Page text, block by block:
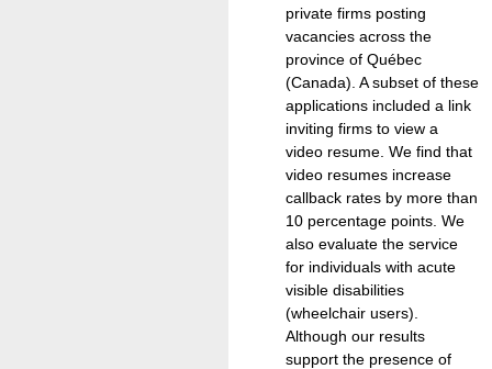
private firms posting
vacancies across the
province of Québec
(Canada). A subset of these
applications included a link
inviting firms to view a
video resume. We find that
video resumes increase
callback rates by more than
10 percentage points. We
also evaluate the service
for individuals with acute
visible disabilities
(wheelchair users).
Although our results
support the presence of